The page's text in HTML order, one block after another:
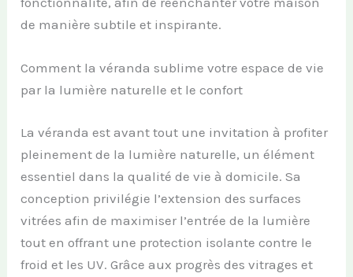
de manière subtile et inspirante.
Comment la véranda sublime votre espace de vie
par la lumière naturelle et le confort
La véranda est avant tout une invitation à profiter
pleinement de la lumière naturelle, un élément
essentiel dans la qualité de vie à domicile. Sa
conception privilégie l’extension des surfaces
vitrées afin de maximiser l’entrée de la lumière
tout en offrant une protection isolante contre le
froid et les UV. Grâce aux progrès des vitrages et